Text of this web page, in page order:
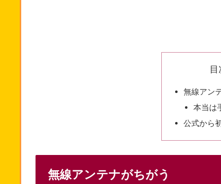
目
無線アン
本当は
公式から
無線アンテナがちがう